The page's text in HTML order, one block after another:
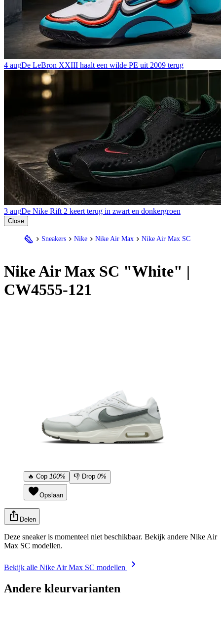
4 augDe LeBron XXIII haalt een wilde PE uit 2009 terug
3 augDe Nike Rift 2 keert terug in zwart en donkergroen
Close
Sneakers Nike Nike Air Max Nike Air Max SC
NikeAir Max SC "White" |
CW4555-121
🔥 Cop 100% 👎 Drop 0%
Opslaan
Delen
Deze sneaker is momenteel niet beschikbaar. Bekijk andere Nike Air
Max SC modellen.
Bekijk alle Nike Air Max SC modellen
Andere kleurvarianten